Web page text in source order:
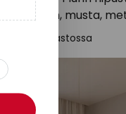
107cm, musta,
Varastossa